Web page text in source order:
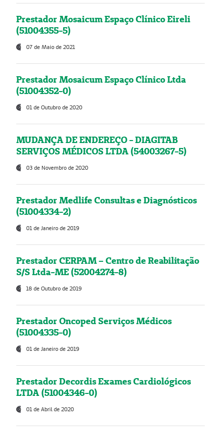
Prestador Mosaicum Espaço Clínico Eireli
(51004355-5)
07 de Maio de 2021
Prestador Mosaicum Espaço Clínico Ltda
(51004352-0)
01 de Outubro de 2020
MUDANÇA DE ENDEREÇO - DIAGITAB
SERVIÇOS MÉDICOS LTDA (54003267-5)
03 de Novembro de 2020
Prestador Medlife Consultas e Diagnósticos
(51004334-2)
01 de Janeiro de 2019
Prestador CERPAM – Centro de Reabilitação
S/S Ltda-ME (52004274-8)
18 de Outubro de 2019
Prestador Oncoped Serviços Médicos
(51004335-0)
01 de Janeiro de 2019
Prestador Decordis Exames Cardiológicos
LTDA (51004346-0)
01 de Abril de 2020